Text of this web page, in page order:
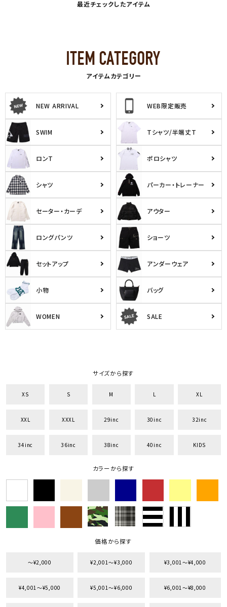
最近チェックしたアイテム
アイテムカテゴリー
NEW ARRIVAL WEB限定販売
SWIM Tシャツ/半端丈T
ロンT ポロシャツ
シャツ パーカー・トレーナー
セーター・カーデ アウター
ロングパンツ ショーツ
セットアップ アンダーウェア
小物 バッグ
WOMEN SALE
サイズから探す
XS S M L XL
XXL XXXL 29inc 30inc 32inc
34inc 36inc 38inc 40inc KIDS
カラーから探す
価格から探す
〜¥2,000 ¥2,001〜¥3,000 ¥3,001〜¥4,000
¥4,001〜¥5,000 ¥5,001〜¥6,000 ¥6,001〜¥8,000